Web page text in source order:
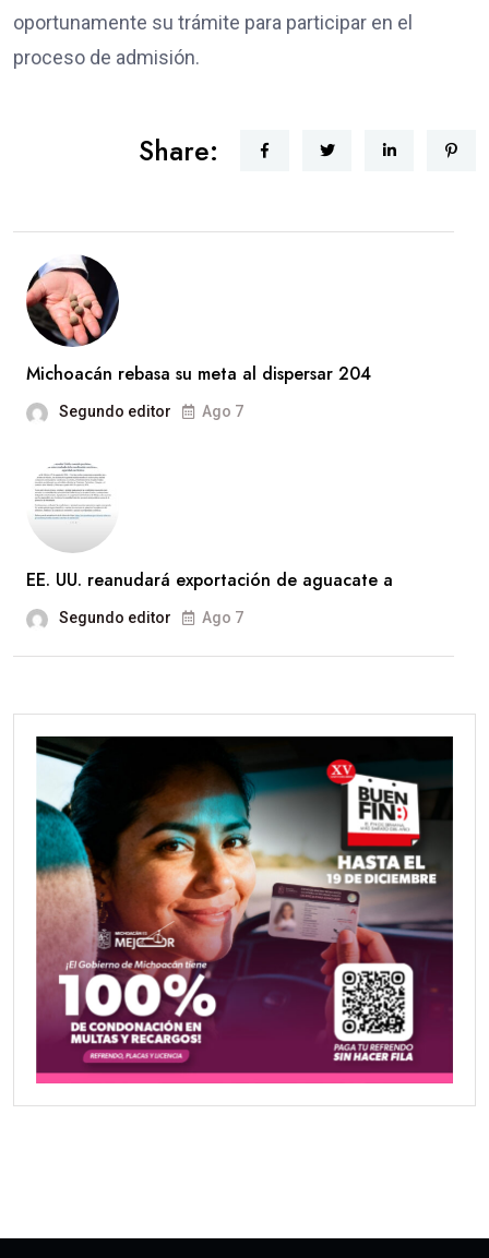
oportunamente su trámite para participar en el
proceso de admisión.
Share:
Michoacán rebasa su meta al dispersar 204
Segundo editor Ago 7
EE. UU. reanudará exportación de aguacate a
Segundo editor Ago 7